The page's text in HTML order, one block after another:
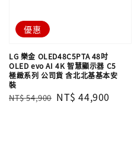
優惠
LG 樂金 OLED48C5PTA 48吋
OLED evo AI 4K 智慧顯示器 C5
極緻系列 公司貨 含北北基基本安
裝
Regular
NT$ 54,900 Sale
NT$ 44,900